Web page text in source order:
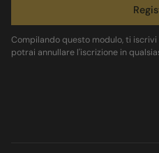
Compilando questo modulo, ti
potrai annullare l'iscrizione in